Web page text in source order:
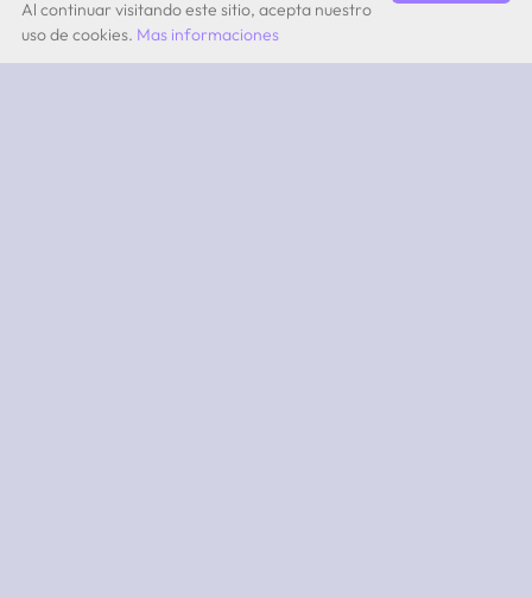
Al continuar visitando este sitio, acepta nuestro
uso de cookies. Mas informaciones